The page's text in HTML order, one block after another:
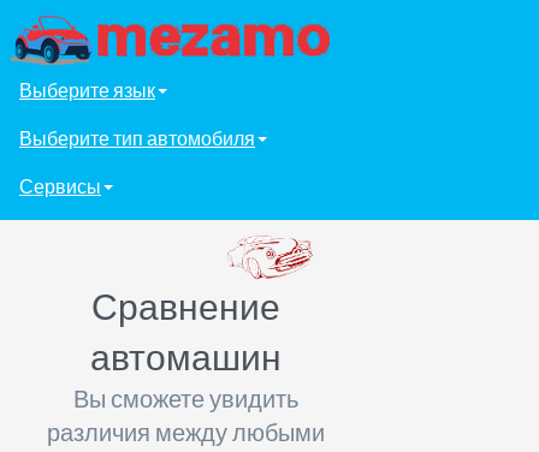
Выберите язык
Выберите тип автомобиля
Сервисы
Сравнение
автомашин
Вы сможете увидить
различия между любыми